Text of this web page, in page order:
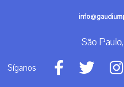
São
Síganos